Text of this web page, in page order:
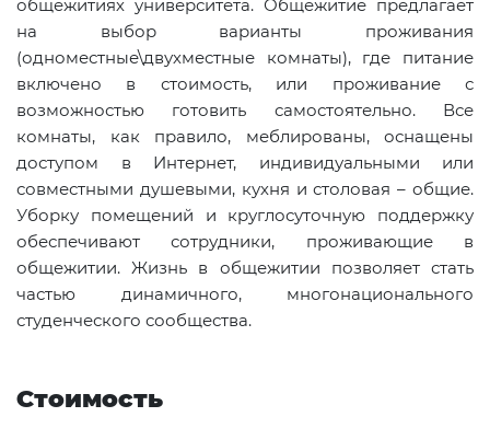
общежитиях университета. Общежитие предлагает
на выбор варианты проживания
(одноместные\двухместные комнаты), где питание
включено в стоимость, или проживание с
возможностью готовить самостоятельно. Все
комнаты, как правило, меблированы, оснащены
доступом в Интернет, индивидуальными или
совместными душевыми, кухня и столовая – общие.
Уборку помещений и круглосуточную поддержку
обеспечивают сотрудники, проживающие в
общежитии. Жизнь в общежитии позволяет стать
частью динамичного, многонационального
студенческого сообщества.
Стоимость